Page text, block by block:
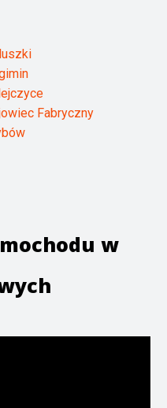
Fabryczny
w